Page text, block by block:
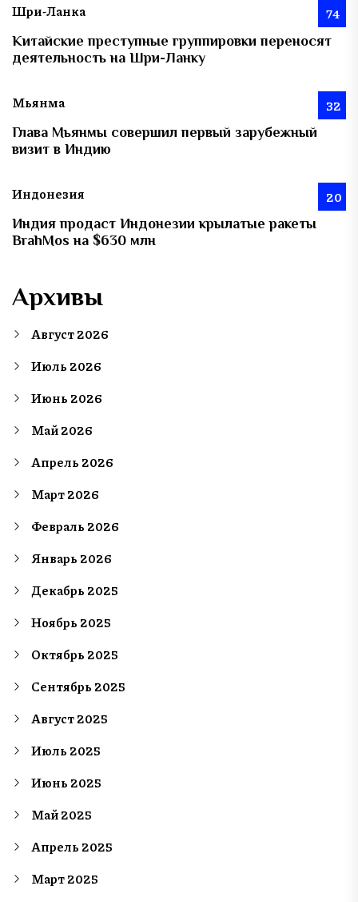
Шри-Ланка 74
Китайские преступные группировки переносят
деятельность на Шри-Ланку
Мьянма 32
Глава Мьянмы совершил первый зарубежный
визит в Индию
Индонезия 20
Индия продаст Индонезии крылатые ракеты
BrahMos на $630 млн
Архивы
Август 2026
Июль 2026
Июнь 2026
Май 2026
Апрель 2026
Март 2026
Февраль 2026
Январь 2026
Декабрь 2025
Ноябрь 2025
Октябрь 2025
Сентябрь 2025
Август 2025
Июль 2025
Июнь 2025
Май 2025
Апрель 2025
Март 2025